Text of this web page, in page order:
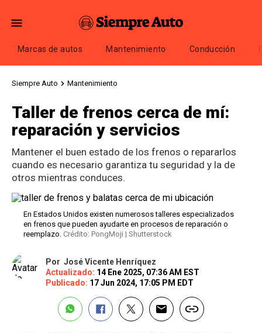
Marcas de autos Mantenimiento Conducción
Siempre Auto Mantenimiento
Taller de frenos cerca de mí:
reparación y servicios
Mantener el buen estado de los frenos o repararlos
cuando es necesario garantiza tu seguridad y la de
otros mientras conduces.
En Estados Unidos existen numerosos talleres especializados
en frenos que pueden ayudarte en procesos de reparación o
reemplazo. Crédito: PongMoji | Shutterstock
Por José Vicente Henríquez
Actualizado: 14 Ene 2025, 07:36 AM EST
Publicado: 17 Jun 2024, 17:05 PM EDT